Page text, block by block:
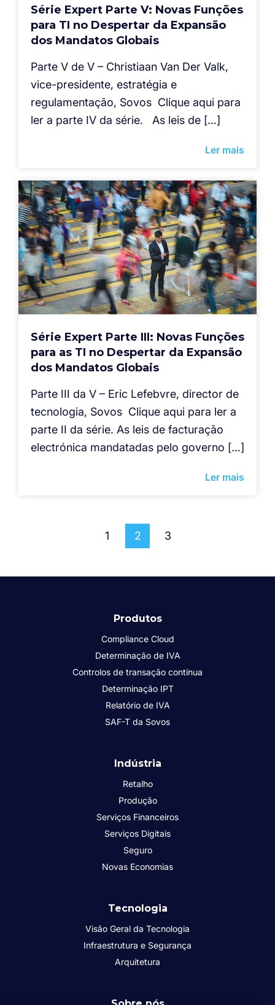
Série Expert Parte V: Novas Funções
para TI no Despertar da Expansão
dos Mandatos Globais
Parte V de V – Christiaan Van Der Valk,
vice-presidente, estratégia e
regulamentação, Sovos Clique aqui para
ler a parte IV da série. As leis de […]
Ler mais
Série Expert Parte III: Novas Funções
para as TI no Despertar da Expansão
dos Mandatos Globais
Parte III da V – Eric Lefebvre, director de
tecnologia, Sovos Clique aqui para ler a
parte II da série. As leis de facturação
electrónica mandatadas pelo governo […]
Ler mais
1 2 3
Produtos
Compliance Cloud
Determinação de IVA
Controlos de transação contínua
Determinação IPT
Relatório de IVA
SAF-T da Sovos
Indústria
Retalho
Produção
Serviços Financeiros
Serviços Digitais
Seguro
Novas Economias
Tecnologia
Visão Geral da Tecnologia
Infraestrutura e Segurança
Arquitetura